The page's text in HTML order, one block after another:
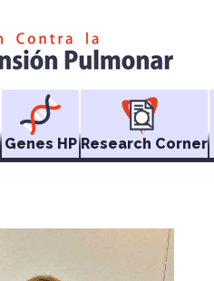
Genes HP Research Corner